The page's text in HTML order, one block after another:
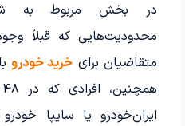
در بخش مربوط به
محدودیت‌هایی که قبلاً
متقاضیان برای خرید خودرو
ایران‌خودرو یا سایپا